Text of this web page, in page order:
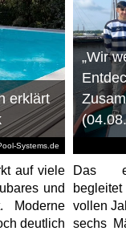
Systems.de
erklärt
auf viele
und
Moderne
deutlich
„Wir
Das
vollen
sechs